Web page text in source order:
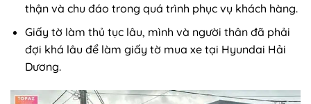
thận và chu đáo trong quá trình phục vụ khách hàng.
Giấy tờ làm thủ tục lâu, mình và người thân đã phải
đợi khá lâu để làm giấy tờ mua xe tại Hyundai Hải
Dương.